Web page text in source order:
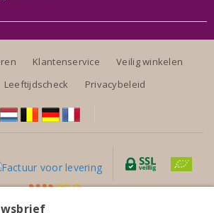
Klantenservice
Veilig winkelen
Leeftijdscheck Privacybeleid